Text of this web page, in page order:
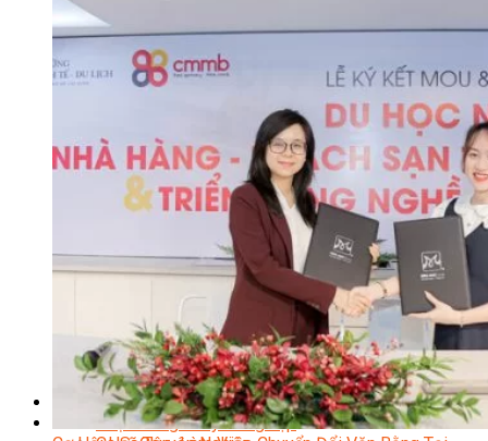
Chăm Sóc Và Điều Trị Da
Chuyên Viên Trang Điểm
Trang Điểm Cô Dâu
Phun Xăm Thẩm Mỹ
Kỹ Thuật Tạo Sợi Hairstroke
Barber Chuyên Nghiệp
Kỹ Thuật Chải Bới Tóc Chuyên Nghiệp
Quản Lý Hair Salon Chuyên Nghiệp
Nối Mi Chuyên Nghiệp
Quản Lý Nail Salon Chuyên Nghiệp
Kỹ Thuật Nhuộm – Uốn – Duỗi
Nail Salon Định Cư
Kinh Doanh Nail Box
Train The Trainer – Chuyên Ngành Nail
Chăm Sóc Mẹ Và Bé
Gội Đầu Dưỡng Sinh Và Massage Thư Giãn
Marketing Online Ngành Chăm Sóc Sắc Đẹp
Chuyên Đề Chăm Sóc Sắc Đẹp
Âm Nhạc
Nhạc Công Chuyên Nghiệp